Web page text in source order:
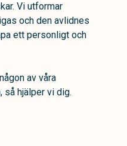
Vi utformar
och den avlidnes
ett personligt och
av våra
så hjälper vi dig.